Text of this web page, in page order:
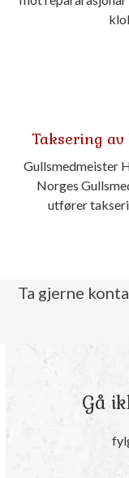
Taksering
Gullsmedmeister
Norges
utfører
Ta gjerne
Gå